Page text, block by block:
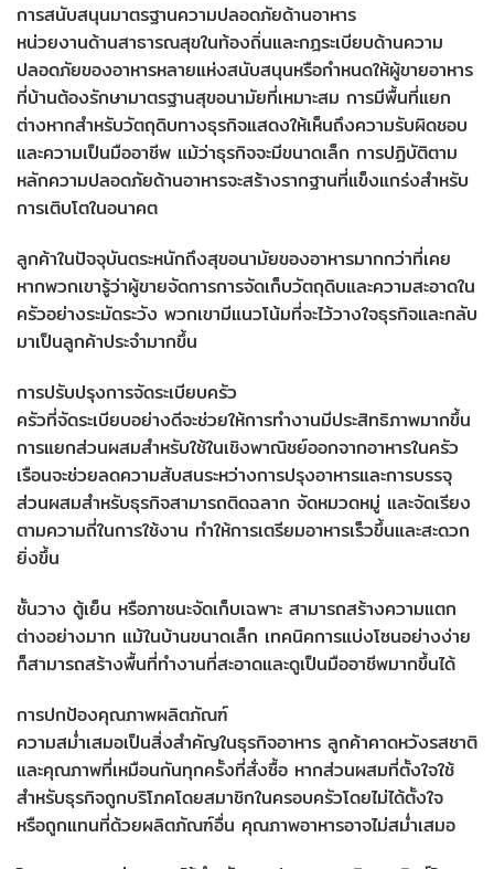
การสนับสนุนมาตรฐานความปลอดภัยด้านอาหาร
หน่วยงานด้านสาธารณสุขในท้องถิ่นและกฎระเบียบด้านความ
ปลอดภัยของอาหารหลายแห่งสนับสนุนหรือกำหนดให้ผู้ขายอาหาร
ที่บ้านต้องรักษามาตรฐานสุขอนามัยที่เหมาะสม การมีพื้นที่แยก
ต่างหากสำหรับวัตถุดิบทางธุรกิจแสดงให้เห็นถึงความรับผิดชอบ
และความเป็นมืออาชีพ แม้ว่าธุรกิจจะมีขนาดเล็ก การปฏิบัติตาม
หลักความปลอดภัยด้านอาหารจะสร้างรากฐานที่แข็งแกร่งสำหรับ
การเติบโตในอนาคต
ลูกค้าในปัจจุบันตระหนักถึงสุขอนามัยของอาหารมากกว่าที่เคย
หากพวกเขารู้ว่าผู้ขายจัดการการจัดเก็บวัตถุดิบและความสะอาดใน
ครัวอย่างระมัดระวัง พวกเขามีแนวโน้มที่จะไว้วางใจธุรกิจและกลับ
มาเป็นลูกค้าประจำมากขึ้น
การปรับปรุงการจัดระเบียบครัว
ครัวที่จัดระเบียบอย่างดีจะช่วยให้การทำงานมีประสิทธิภาพมากขึ้น
การแยกส่วนผสมสำหรับใช้ในเชิงพาณิชย์ออกจากอาหารในครัว
เรือนจะช่วยลดความสับสนระหว่างการปรุงอาหารและการบรรจุ
ส่วนผสมสำหรับธุรกิจสามารถติดฉลาก จัดหมวดหมู่ และจัดเรียง
ตามความถี่ในการใช้งาน ทำให้การเตรียมอาหารเร็วขึ้นและสะดวก
ยิ่งขึ้น
ชั้นวาง ตู้เย็น หรือภาชนะจัดเก็บเฉพาะ สามารถสร้างความแตก
ต่างอย่างมาก แม้ในบ้านขนาดเล็ก เทคนิคการแบ่งโซนอย่างง่าย
ก็สามารถสร้างพื้นที่ทำงานที่สะอาดและดูเป็นมืออาชีพมากขึ้นได้
การปกป้องคุณภาพผลิตภัณฑ์
ความสม่ำเสมอเป็นสิ่งสำคัญในธุรกิจอาหาร ลูกค้าคาดหวังรสชาติ
และคุณภาพที่เหมือนกันทุกครั้งที่สั่งซื้อ หากส่วนผสมที่ตั้งใจใช้
สำหรับธุรกิจถูกบริโภคโดยสมาชิกในครอบครัวโดยไม่ได้ตั้งใจ
หรือถูกแทนที่ด้วยผลิตภัณฑ์อื่น คุณภาพอาหารอาจไม่สม่ำเสมอ